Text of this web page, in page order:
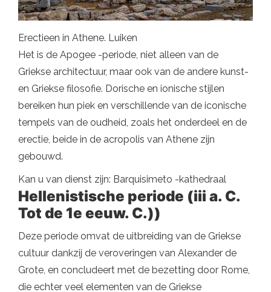
Erectieen in Athene. Luiken
Het is de Apogee -periode, niet alleen van de
Griekse architectuur, maar ook van de andere kunst-
en Griekse filosofie. Dorische en ionische stijlen
bereiken hun piek en verschillende van de iconische
tempels van de oudheid, zoals het onderdeel en de
erectie, beide in de acropolis van Athene zijn
gebouwd.
Kan u van dienst zijn: Barquisimeto -kathedraal
Hellenistische periode (iii a. C.
Tot de 1e eeuw. C.))
Deze periode omvat de uitbreiding van de Griekse
cultuur dankzij de veroveringen van Alexander de
Grote, en concludeert met de bezetting door Rome,
die echter veel elementen van de Griekse